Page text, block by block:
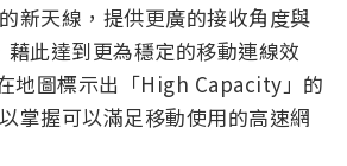
新天線，提供更廣的接收角度與
藉此達到更為穩定的移動連線效
地圖標示出「High Capacity」的
掌握可以滿足移動使用的高速網